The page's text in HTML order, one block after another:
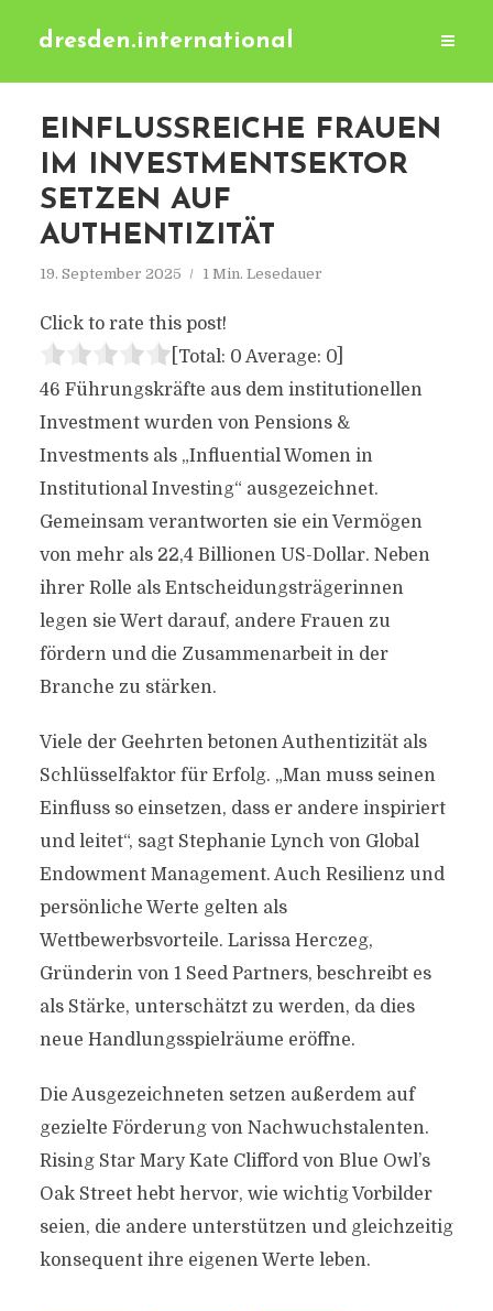
dresden.international
EINFLUSSREICHE FRAUEN
IM INVESTMENTSEKTOR
SETZEN AUF
AUTHENTIZITÄT
19. September 2025 1 Min. Lesedauer
Click to rate this post!
[Total: 0 Average: 0]
46 Führungskräfte aus dem institutionellen
Investment wurden von Pensions &
Investments als „Influential Women in
Institutional Investing“ ausgezeichnet.
Gemeinsam verantworten sie ein Vermögen
von mehr als 22,4 Billionen US-Dollar. Neben
ihrer Rolle als Entscheidungsträgerinnen
legen sie Wert darauf, andere Frauen zu
fördern und die Zusammenarbeit in der
Branche zu stärken.
Viele der Geehrten betonen Authentizität als
Schlüsselfaktor für Erfolg. „Man muss seinen
Einfluss so einsetzen, dass er andere inspiriert
und leitet“, sagt Stephanie Lynch von Global
Endowment Management. Auch Resilienz und
persönliche Werte gelten als
Wettbewerbsvorteile. Larissa Herczeg,
Gründerin von 1 Seed Partners, beschreibt es
als Stärke, unterschätzt zu werden, da dies
neue Handlungsspielräume eröffne.
Die Ausgezeichneten setzen außerdem auf
gezielte Förderung von Nachwuchstalenten.
Rising Star Mary Kate Clifford von Blue Owl’s
Oak Street hebt hervor, wie wichtig Vorbilder
seien, die andere unterstützen und gleichzeitig
konsequent ihre eigenen Werte leben.